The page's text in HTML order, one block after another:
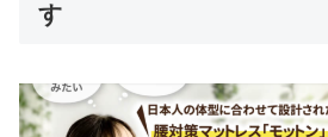
す